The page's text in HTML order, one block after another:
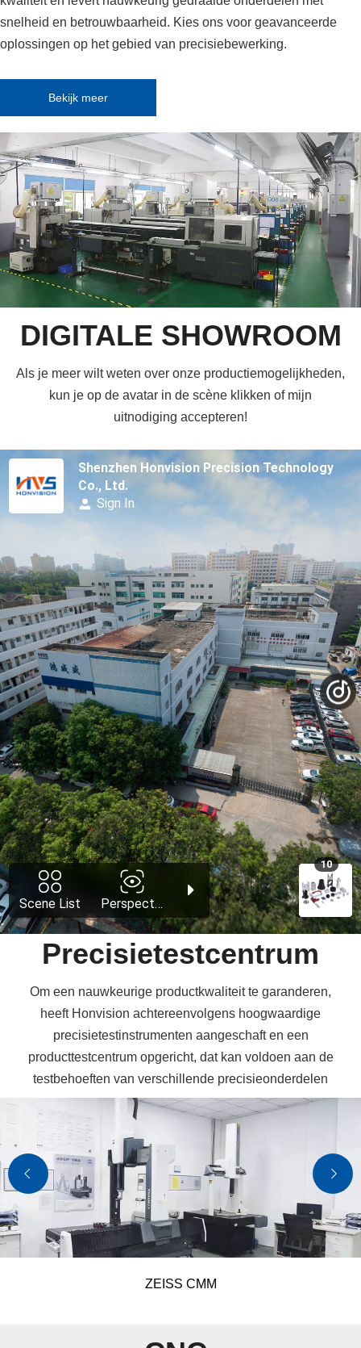
snelheid en betrouwbaarheid. Kies ons voor geavanceerde
oplossingen op het gebied van precisiebewerking.
Bekijk meer
DIGITALE SHOWROOM
Als je meer wilt weten over onze productiemogelijkheden,
kun je op de avatar in de scène klikken of mijn
uitnodiging accepteren!
Precisietestcentrum
Om een ​​nauwkeurige productkwaliteit te garanderen,
heeft Honvision achtereenvolgens hoogwaardige
precisietestinstrumenten aangeschaft en een
producttestcentrum opgericht, dat kan voldoen aan de
testbehoeften van verschillende precisieonderdelen
ZEISS CMM